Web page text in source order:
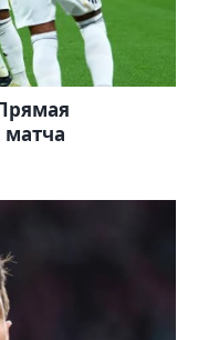
матча